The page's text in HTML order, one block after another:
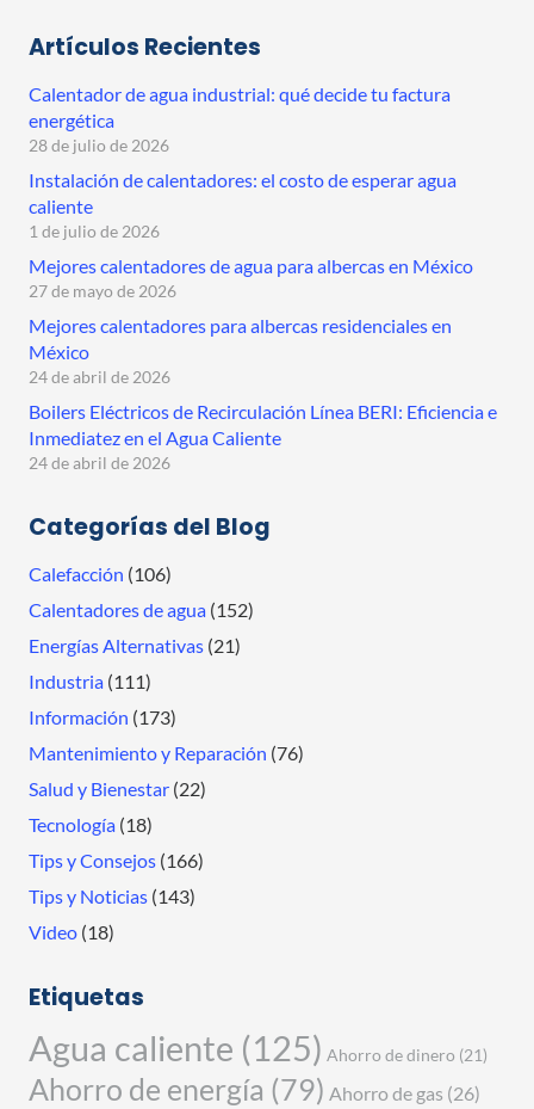
Artículos Recientes
Calentador de agua industrial: qué decide tu factura
energética
28 de julio de 2026
Instalación de calentadores: el costo de esperar agua
caliente
1 de julio de 2026
Mejores calentadores de agua para albercas en México
27 de mayo de 2026
Mejores calentadores para albercas residenciales en
México
24 de abril de 2026
Boilers Eléctricos de Recirculación Línea BERI: Eficiencia e
Inmediatez en el Agua Caliente
24 de abril de 2026
Categorías del Blog
Calefacción (106)
Calentadores de agua (152)
Energías Alternativas (21)
Industria (111)
Información (173)
Mantenimiento y Reparación (76)
Salud y Bienestar (22)
Tecnología (18)
Tips y Consejos (166)
Tips y Noticias (143)
Video (18)
Etiquetas
Agua caliente (125) Ahorro de dinero (21)
Ahorro de energía (79) Ahorro de gas (26)